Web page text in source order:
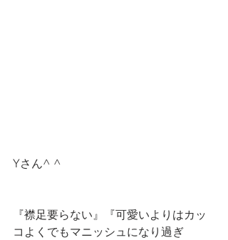
Yさん^ ^
『襟足要らない』『可愛いよりはカッ
コよくでもマニッシュになり過ぎ